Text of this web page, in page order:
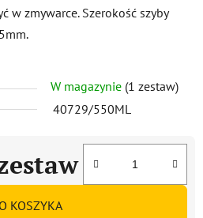
w zmywarce. Szerokość szyby
W magazynie (1 zestaw)
40729/550ML
KOSZYKA